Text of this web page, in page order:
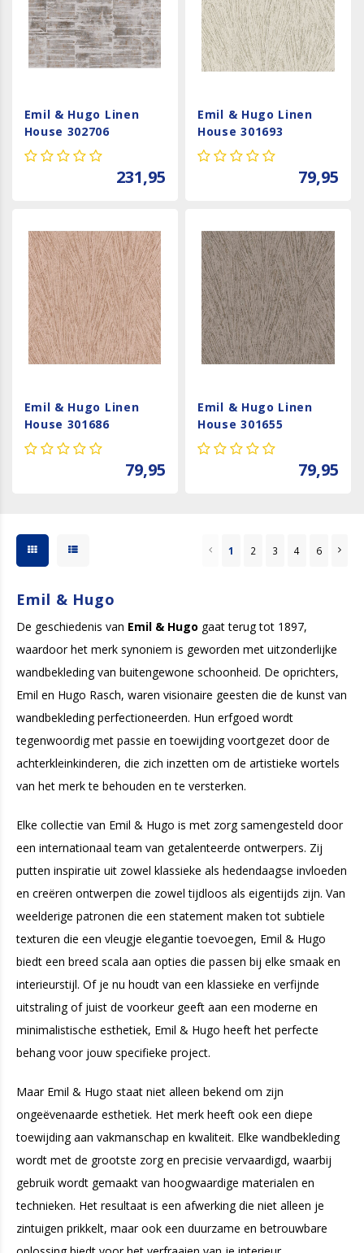
Emil & Hugo Linen
House 302706
231,95
Emil & Hugo Linen
House 301693
79,95
Emil & Hugo Linen
House 301686
79,95
Emil & Hugo Linen
House 301655
79,95
1 2 3 4 6
Emil & Hugo
De geschiedenis van Emil & Hugo gaat terug tot 1897,
waardoor het merk synoniem is geworden met uitzonderlijke
wandbekleding van buitengewone schoonheid. De oprichters,
Emil en Hugo Rasch, waren visionaire geesten die de kunst van
wandbekleding perfectioneerden. Hun erfgoed wordt
tegenwoordig met passie en toewijding voortgezet door de
achterkleinkinderen, die zich inzetten om de artistieke wortels
van het merk te behouden en te versterken.
Elke collectie van Emil & Hugo is met zorg samengesteld door
een internationaal team van getalenteerde ontwerpers. Zij
putten inspiratie uit zowel klassieke als hedendaagse invloeden
en creëren ontwerpen die zowel tijdloos als eigentijds zijn. Van
weelderige patronen die een statement maken tot subtiele
texturen die een vleugje elegantie toevoegen, Emil & Hugo
biedt een breed scala aan opties die passen bij elke smaak en
interieurstijl. Of je nu houdt van een klassieke en verfijnde
uitstraling of juist de voorkeur geeft aan een moderne en
minimalistische esthetiek, Emil & Hugo heeft het perfecte
behang voor jouw specifieke project.
Maar Emil & Hugo staat niet alleen bekend om zijn
ongeëvenaarde esthetiek. Het merk heeft ook een diepe
toewijding aan vakmanschap en kwaliteit. Elke wandbekleding
wordt met de grootste zorg en precisie vervaardigd, waarbij
gebruik wordt gemaakt van hoogwaardige materialen en
technieken. Het resultaat is een afwerking die niet alleen je
zintuigen prikkelt, maar ook een duurzame en betrouwbare